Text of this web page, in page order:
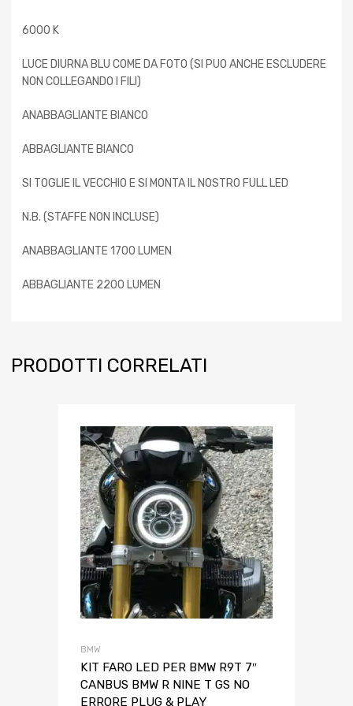
6000 K
LUCE DIURNA BLU COME DA FOTO (SI PUO ANCHE ESCLUDERE
NON COLLEGANDO I FILI)
ANABBAGLIANTE BIANCO
ABBAGLIANTE BIANCO
SI TOGLIE IL VECCHIO E SI MONTA IL NOSTRO FULL LED
N.B. (STAFFE NON INCLUSE)
ANABBAGLIANTE 1700 LUMEN
ABBAGLIANTE 2200 LUMEN
PRODOTTI CORRELATI
BMW
KIT FARO LED PER BMW R9T 7″
CANBUS BMW R NINE T GS NO
ERRORE PLUG & PLAY